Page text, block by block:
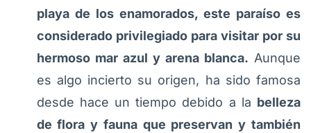
playa de los enamorados, este paraíso es
considerado privilegiado para visitar por su
hermoso mar azul y arena blanca. Aunque
es algo incierto su origen, ha sido famosa
desde hace un tiempo debido a la belleza
de flora y fauna que preservan y también